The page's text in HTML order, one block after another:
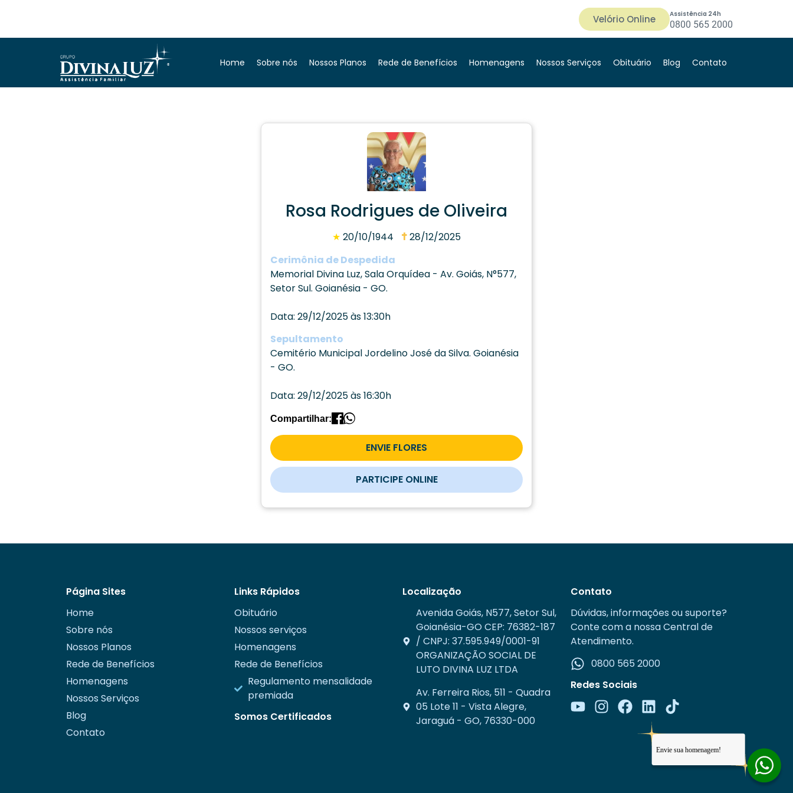
Velório Online Assistência 24h
0800 565 2000
Home Sobre nós Nossos Planos Rede de Benefícios Homenagens Nossos Serviços Obituário Blog Contato
Rosa Rodrigues de Oliveira
★ 20/10/1944
28/12/2025
Cerimônia de Despedida
Memorial Divina Luz, Sala Orquídea - Av. Goiás, N°577,
Setor Sul. Goianésia - GO.
Data: 29/12/2025 às 13:30h
Sepultamento
Cemitério Municipal Jordelino José da Silva. Goianésia
- GO.
Data: 29/12/2025 às 16:30h
Compartilhar:
ENVIE FLORES
PARTICIPE ONLINE
Página Sites
Home
Sobre nós
Nossos Planos
Rede de Benefícios
Homenagens
Nossos Serviços
Blog
Contato
Links Rápidos
Obituário
Nossos serviços
Homenagens
Rede de Benefícios
Regulamento mensalidade
premiada
Somos Certificados
Localização
Avenida Goiás, N577, Setor Sul,
Goianésia-GO CEP: 76382-187
/ CNPJ: 37.595.949/0001-91
ORGANIZAÇÃO SOCIAL DE
LUTO DIVINA LUZ LTDA
Av. Ferreira Rios, 511 - Quadra
05 Lote 11 - Vista Alegre,
Jaraguá - GO, 76330-000
Contato
Dúvidas, informações ou suporte?
Conte com a nossa Central de
Atendimento.
0800 565 2000
Redes Sociais